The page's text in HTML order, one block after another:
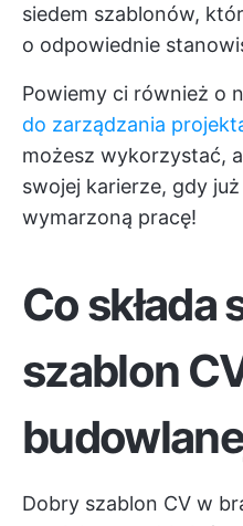
siedem szablonów,
o odpowiednie
Powiemy ci również o
do zarządzania
możesz wykorzystać,
swojej karierze, gdy
wymarzoną pracę!
Co składa
szablon
Dobry szablon CV w